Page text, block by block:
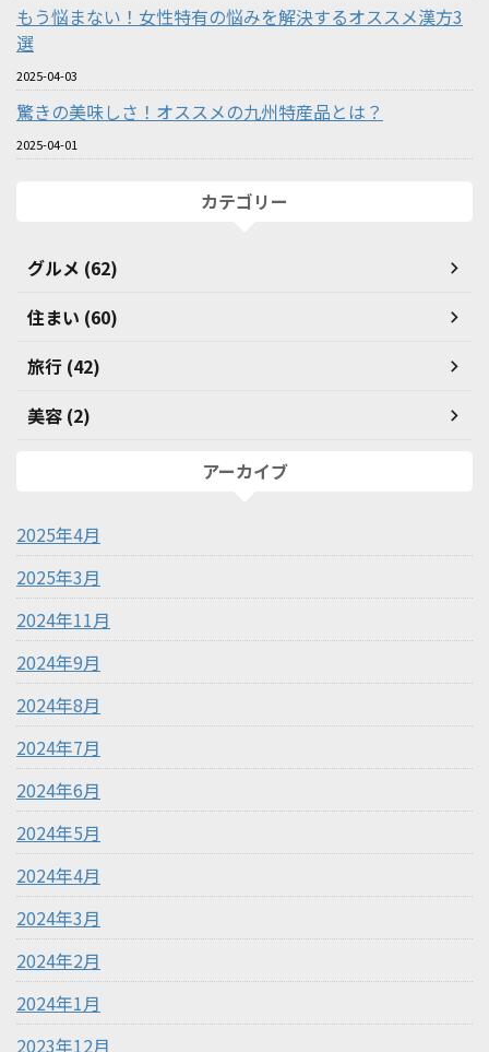
もう悩まない！女性特有の悩みを解決するオススメ漢方3
選
2025-04-03
驚きの美味しさ！オススメの九州特産品とは？
2025-04-01
カテゴリー
グルメ (62)
住まい (60)
旅行 (42)
美容 (2)
アーカイブ
2025年4月
2025年3月
2024年11月
2024年9月
2024年8月
2024年7月
2024年6月
2024年5月
2024年4月
2024年3月
2024年2月
2024年1月
2023年12月